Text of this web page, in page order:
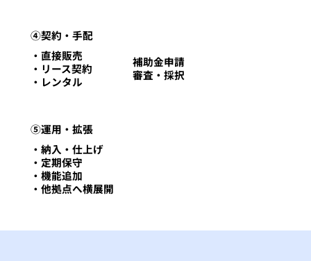
④契約・手配
・直接販売
・リース契約
・レンタル
補助金申請
​審査・採択
⑤運用・拡張
・納入・仕上げ
・定期保守
・機能追加
・他拠点へ横展開